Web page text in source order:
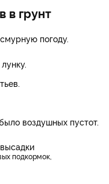
в грунт
погоду.
воздушных пустот.